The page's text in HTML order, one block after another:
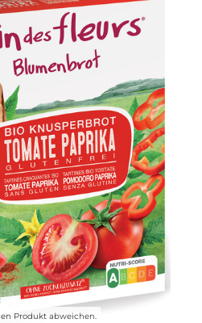
Produkt abweichen.